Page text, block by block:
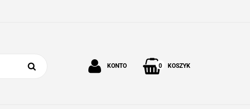
KONTO 0 KOSZYK